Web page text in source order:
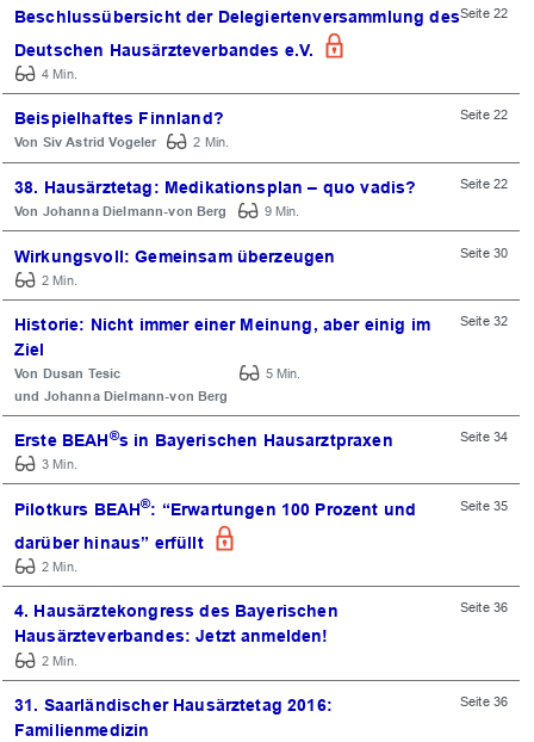
Beschlussübersicht der Delegiertenversammlung des
Deutschen Hausärzteverbandes e.V.
Seite 22
4 Min.
Beispielhaftes Finnland? Seite 22
Siv Astrid Vogeler 2 Min.
38. Hausärztetag: Medikationsplan – quo vadis? Seite 22
Johanna Dielmann-von Berg 9 Min.
Wirkungsvoll: Gemeinsam überzeugen
Seite 30
2 Min.
Historie: Nicht immer einer Meinung, aber einig im
Ziel
Seite 32
Dusan Tesic
Johanna Dielmann-von Berg
5 Min.
Erste BEAH®s in Bayerischen Hausarztpraxen
Seite 34
3 Min.
Pilotkurs BEAH®: “Erwartungen 100 Prozent und
darüber hinaus” erfüllt
Seite 35
2 Min.
4. Hausärztekongress des Bayerischen
Hausärzteverbandes: Jetzt anmelden!
Seite 36
2 Min.
31. Saarländischer Hausärztetag 2016:
Familienmedizin
Seite 36